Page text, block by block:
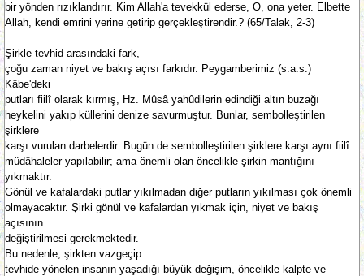
bir yönden rızıklandırır. Kim Allah'a tevekkül ederse, O, ona yeter. Elbette
Allah, kendi emrini yerine getirip gerçekleştirendir.? (65/Talak, 2-3)
Şirkle tevhid arasındaki fark,
çoğu zaman niyet ve bakış açısı farkıdır. Peygamberimiz (s.a.s.)
Kâbe'deki
putları fiilî olarak kırmış, Hz. Mûsâ yahûdilerin edindiği altın buzağı
heykelini yakıp küllerini denize savurmuştur. Bunlar, sembolleştirilen
şirklere
karşı vurulan darbelerdir. Bugün de sembolleştirilen şirklere karşı aynı fiilî
müdâhaleler yapılabilir; ama önemli olan öncelikle şirkin mantığını
yıkmaktır.
Gönül ve kafalardaki putlar yıkılmadan diğer putların yıkılması çok önemli
olmayacaktır. Şirki gönül ve kafalardan yıkmak için, niyet ve bakış
açısının
değiştirilmesi gerekmektedir.
Bu nedenle, şirkten vazgeçip
tevhide yönelen insanın yaşadığı büyük değişim, öncelikle kalpte ve